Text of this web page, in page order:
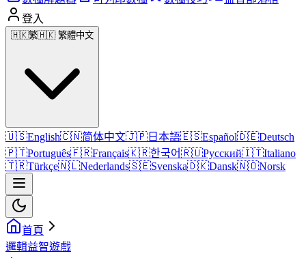
登入
🇭🇰繁🇭🇰 繁體中文
🇺🇸English🇨🇳简体中文🇯🇵 日本語🇪🇸Español🇩🇪Deutsch
🇵🇹Português🇫🇷Français🇰🇷한국어🇷🇺Русский🇮🇹Italiano
🇹🇷Türkçe🇳🇱Nederlands🇸🇪Svenska🇩🇰Dansk🇳🇴Norsk
首頁
邏輯益智遊戲